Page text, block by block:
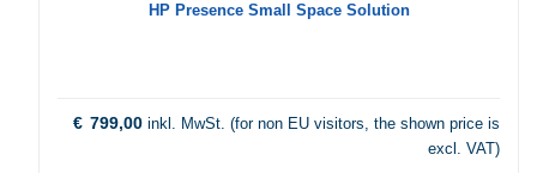
HP Presence Small Space Solution
€ 799,00 inkl. MwSt. (for non EU visitors, the shown price is
excl. VAT)